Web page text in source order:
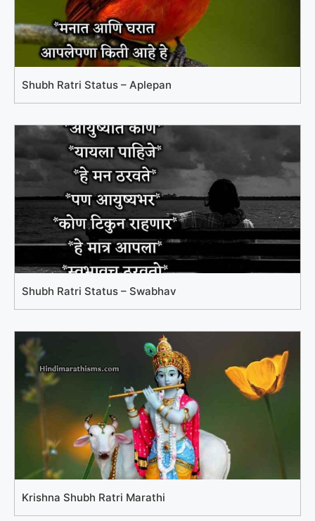
Shubh Ratri Status – Aplepan
Shubh Ratri Status – Swabhav
Krishna Shubh Ratri Marathi